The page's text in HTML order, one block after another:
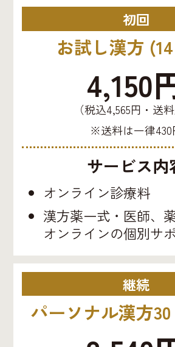
初回
お試し漢方
4,150
（税込4,565円・送料
※送料は一律430
サービス内
オンライン診療料
漢方薬一式・医師、
オンラインの個別サ
継続
パーソナル漢方